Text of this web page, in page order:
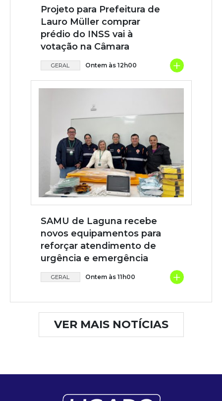
Projeto para Prefeitura de
Lauro Müller comprar
prédio do INSS vai à
votação na Câmara
GERAL Ontem às 12h00 +
SAMU de Laguna recebe
novos equipamentos para
reforçar atendimento de
urgência e emergência
GERAL Ontem às 11h00 +
VER MAIS NOTÍCIAS